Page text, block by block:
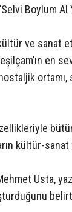
Boylum Al
ve sanat
en
kültür-
Usta,